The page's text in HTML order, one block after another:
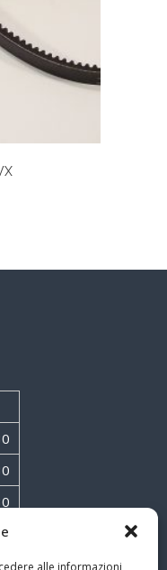
alle informazioni